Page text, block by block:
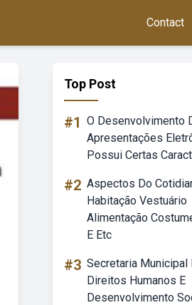
Contact
Top Post
#1 O Desenvolvimento
Apresentações
Possui Certas
#2 Aspectos Do
Habitação Vestuário
Alimentação
E Etc
#3 Secretaria Municipal
Direitos Humanos E
Desenvolvimento